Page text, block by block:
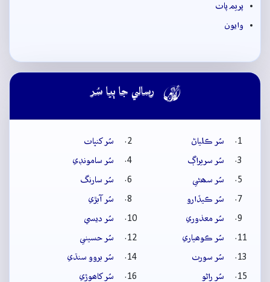
پريم پاٺ
وايون
 رسالي جا ٻيا سُر
سُر ڪلياڻ
سُر کنڀات
سُر سريراڳ
سُر سامونڊي
سُر سھڻي
سُر سارنگ
سُر ڪيڏارو
سُر آبڙي
سُر معذوري
سُر ديسي
سُر ڪوھياري
سُر حسيني
سُر سورٺ
سُر بروو سنڌي
سُر راڻو
سُر کاھوڙي